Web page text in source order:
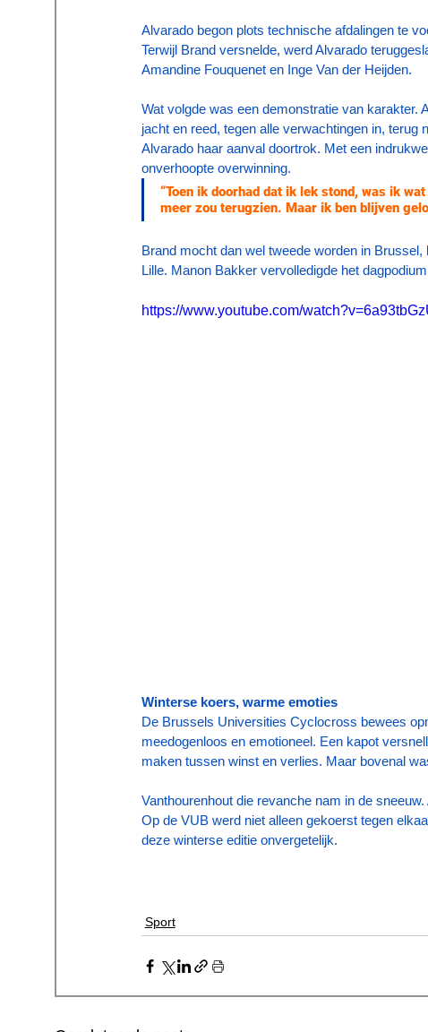
Alvarado begon plots technische afdalingen te
Terwijl Brand versnelde, werd Alvarado
Amandine Fouquenet en Inge Van der Heijden.
Wat volgde was een demonstratie van
jacht en reed, tegen alle verwachtingen in,
Alvarado haar aanval doortrok. Met een
onverhoopte overwinning.
“Toen ik doorhad dat ik lek stond, was ik wat
meer zou terugzien. Maar ik ben blijven
Brand mocht dan wel tweede worden in
Lille. Manon Bakker vervolledigde het
https://www.youtube.com/
Winterse koers, warme emoties
De Brussels Universities Cyclocross bewees
meedogenloos en emotioneel. Een kapot
maken tussen winst en verlies. Maar bovenal
Vanthourenhout die revanche nam in de
Op de VUB werd niet alleen gekoerst tegen
deze winterse editie onvergetelijk.
Sport